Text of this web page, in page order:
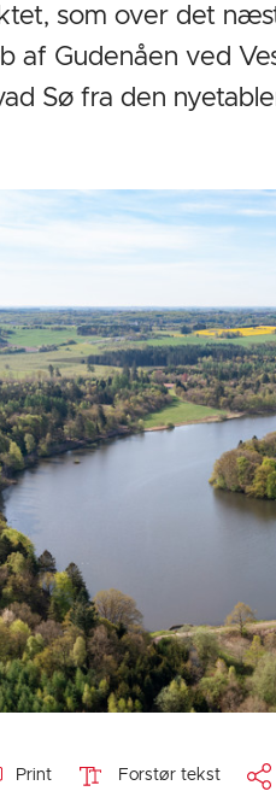
som over det
af Gudenåen ved
Sø fra den
Print Forstør tekst